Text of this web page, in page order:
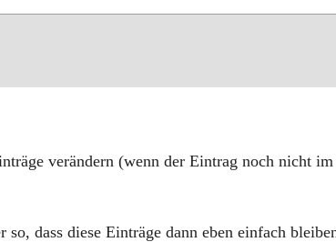
verändern (wenn der Eintrag noch nicht im
dass diese Einträge dann eben einfach